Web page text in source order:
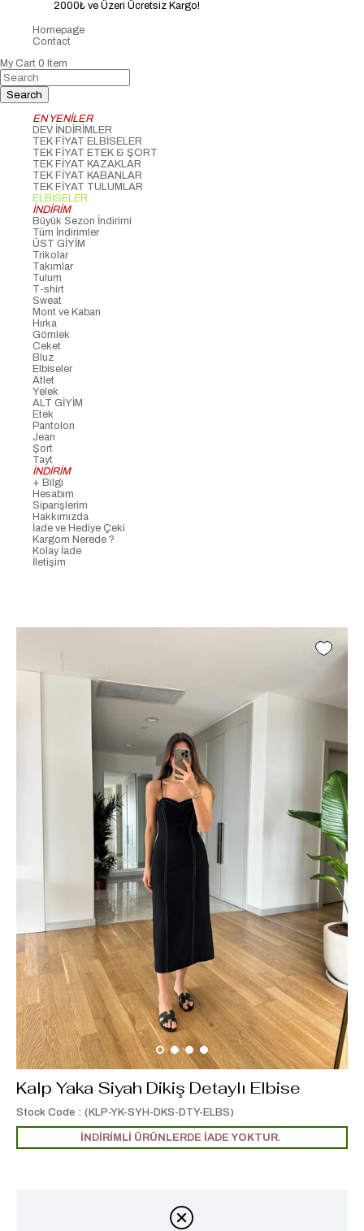
2000₺ ve Üzeri Ücretsiz Kargo!
Homepage
Contact
My Cart 0 Item
EN YENİLER
DEV İNDİRİMLER
TEK FİYAT ELBİSELER
TEK FİYAT ETEK & ŞORT
TEK FİYAT KAZAKLAR
TEK FİYAT KABANLAR
TEK FİYAT TULUMLAR
ELBİSELER
İNDİRİM
Büyük Sezon İndirimi
Tüm İndirimler
ÜST GİYİM
Trikolar
Takımlar
Tulum
T-shirt
Sweat
Mont ve Kaban
Hırka
Gömlek
Ceket
Bluz
Elbiseler
Atlet
Yelek
ALT GİYİM
Etek
Pantolon
Jean
Şort
Tayt
İNDİRİM
+ Bilgi
Hesabım
Siparişlerim
Hakkımızda
İade ve Hediye Çeki
Kargom Nerede ?
Kolay İade
İletişim
Kalp Yaka Siyah Dikiş Detaylı Elbise
Stock Code (KLP-YK-SYH-DKS-DTY-ELBS)
İNDİRİMLİ ÜRÜNLERDE İADE YOKTUR.